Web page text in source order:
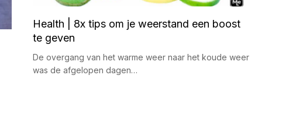
Health | 8x tips om je weerstand een boost
te geven
De overgang van het warme weer naar het koude weer
was de afgelopen dagen…